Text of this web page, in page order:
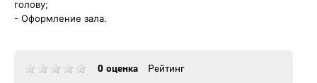
голову;
- Оформление зала.
Рейтинг
0 оценка